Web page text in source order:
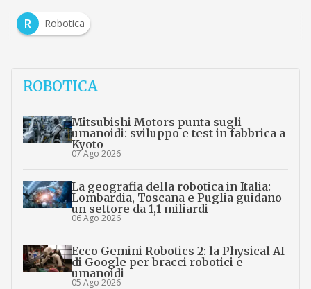
R
Robotica
ROBOTICA
Mitsubishi Motors punta sugli
umanoidi: sviluppo e test in fabbrica a
Kyoto
07 Ago 2026
La geografia della robotica in Italia:
Lombardia, Toscana e Puglia guidano
un settore da 1,1 miliardi
06 Ago 2026
Ecco Gemini Robotics 2: la Physical AI
di Google per bracci robotici e
umanoidi
05 Ago 2026